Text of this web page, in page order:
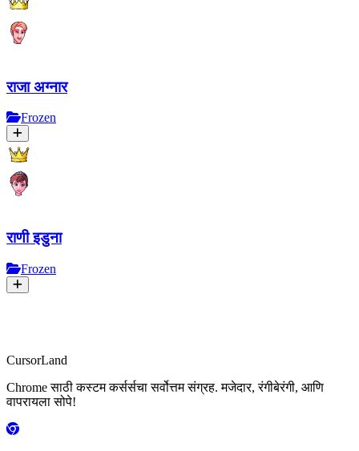
राजा अग्नार
Frozen
राणी इडुना
Frozen
CursorLand
Chrome साठी कस्टम कर्सर्सचा सर्वोत्तम संग्रह. मजेदार, रंगीबेरंगी, आणि
वापरायला सोपे!